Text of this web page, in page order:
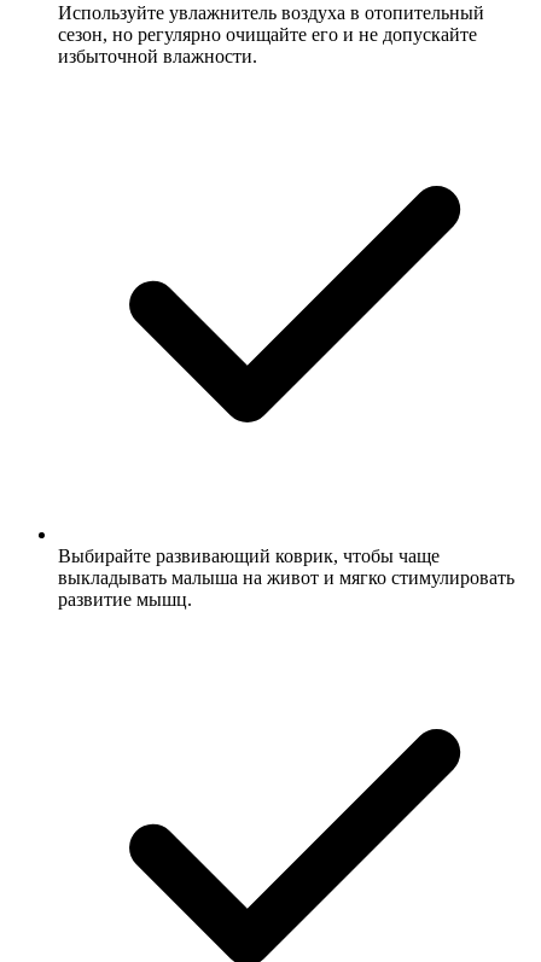
Используйте увлажнитель воздуха в отопительный
сезон, но регулярно очищайте его и не допускайте
избыточной влажности.
Выбирайте развивающий коврик, чтобы чаще
выкладывать малыша на живот и мягко стимулировать
развитие мышц.